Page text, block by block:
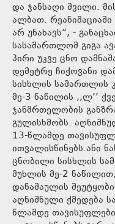
და ჯანსაღი შვილი. მისი დედის
ალბათ.
არ უნახავს“, -
სასამართლომ გიგა
პირი უკვე ცნო
დემეტრე ჩიქოვანი
სისხლის სამართლის
მე-3 ნაწილის ,,ლ’’
ჯანმრთელობის
გულისხმობს.
13-წლამდე
ითვალისწინებს.ანი
ცნობილი სისხლის
მუხლის მე-2
დანაშაულის
აღნიშნული ქმედება
წლამდე